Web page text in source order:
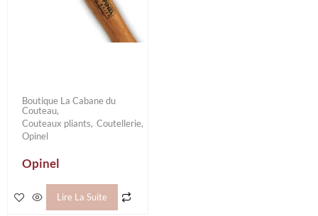
Boutique La Cabane du
Couteau
Couteaux pliants Coutellerie
Opinel
Opinel
Lire La Suite